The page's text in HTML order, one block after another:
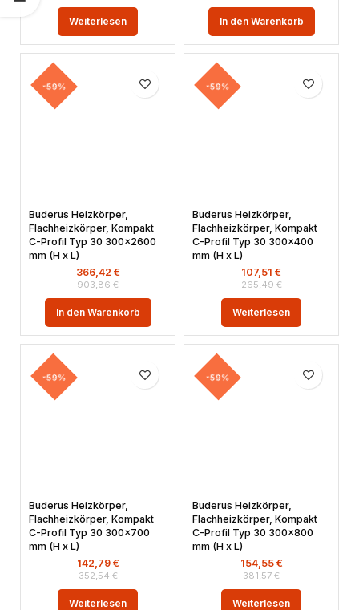
Weiterlesen In den Warenkorb
-59%
Buderus Heizkörper,
Flachheizkörper, Kompakt
C-Profil Typ 30 300×2600
mm (H x L)
903,86€
366,42 €
In den Warenkorb
-59%
Buderus Heizkörper,
Flachheizkörper, Kompakt
C-Profil Typ 30 300×400
mm (H x L)
265,49€
107,51 €
Weiterlesen
-59%
Buderus Heizkörper,
Flachheizkörper, Kompakt
C-Profil Typ 30 300×700
mm (H x L)
352,54€
142,79 €
Weiterlesen
-59%
Buderus Heizkörper,
Flachheizkörper, Kompakt
C-Profil Typ 30 300×800
mm (H x L)
381,57€
154,55 €
Weiterlesen